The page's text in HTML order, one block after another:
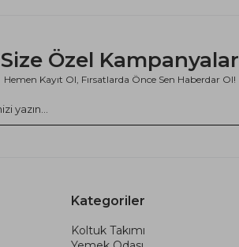
Size Özel Kampanyalar
Hemen Kayıt Ol, Fırsatlarda Önce Sen Haberdar Ol!
Kategoriler
Koltuk Takımı